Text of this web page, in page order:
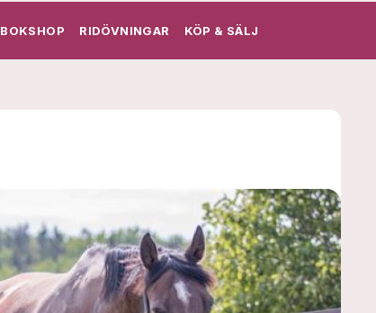
BOKSHOP RIDÖVNINGAR KÖP & SÄLJ